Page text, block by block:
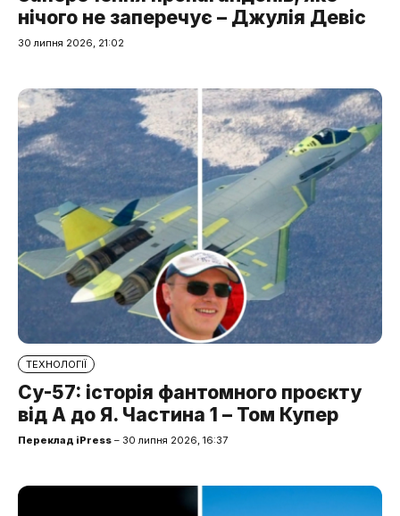
нічого не заперечує – Джулія Девіс
30 липня 2026, 21:02
ТЕХНОЛОГІЇ
Су-57: історія фантомного проєкту
від А до Я. Частина 1 – Том Купер
Переклад iPress – 30 липня 2026, 16:37